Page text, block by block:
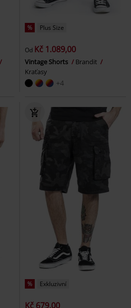
% Plus Size
Od Kč 1.089,00
Vintage Shorts
Brandit
Kraťasy
+4
% Exkluzivní
Kč 679,00